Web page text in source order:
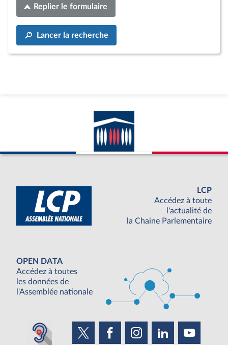
Replier le formulaire
Lancer la recherche
LCP
Accédez à toute
l'actualité de
la Chaine Parlementaire
OPEN DATA
Accédez à toutes
les données de
l'Assemblée nationale